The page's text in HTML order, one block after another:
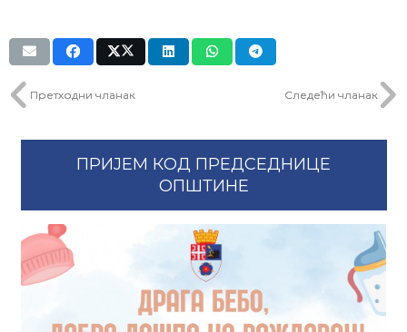
Претходни чланак Следећи чланак
ПРИЈЕМ КОД ПРЕДСЕДНИЦЕ
ОПШТИНЕ